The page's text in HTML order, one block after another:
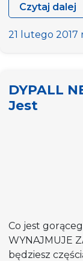
Czytaj dalej
21 lutego 2017
DYPALL
Jest
Co jest
WYNAJMUJE
będziesz